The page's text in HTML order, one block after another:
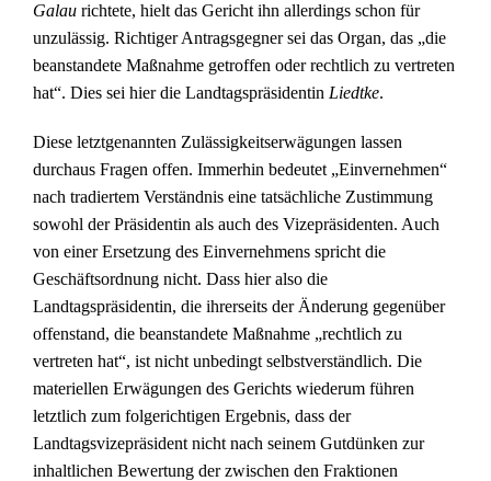
Galaurichtete, hielt das Gericht ihn allerdings schon für
unzulässig. Richtiger Antragsgegner sei das Organ, das „die
beanstandete Maßnahme getroffen oder rechtlich zu vertreten
hat“. Dies sei hier die Landtagspräsidentin Liedtke.
Diese letztgenannten Zulässigkeitserwägungen lassen
durchaus Fragen offen. Immerhin bedeutet „Einvernehmen“
nach tradiertem Verständnis eine tatsächliche Zustimmung
sowohl der Präsidentin als auch des Vizepräsidenten. Auch
von einer Ersetzung des Einvernehmens spricht die
Geschäftsordnung nicht. Dass hier also die
Landtagspräsidentin, die ihrerseits der Änderung gegenüber
offenstand, die beanstandete Maßnahme „rechtlich zu
vertreten hat“, ist nicht unbedingt selbstverständlich. Die
materiellen Erwägungen des Gerichts wiederum führen
letztlich zum folgerichtigen Ergebnis, dass der
Landtagsvizepräsident nicht nach seinem Gutdünken zur
inhaltlichen Bewertung der zwischen den Fraktionen